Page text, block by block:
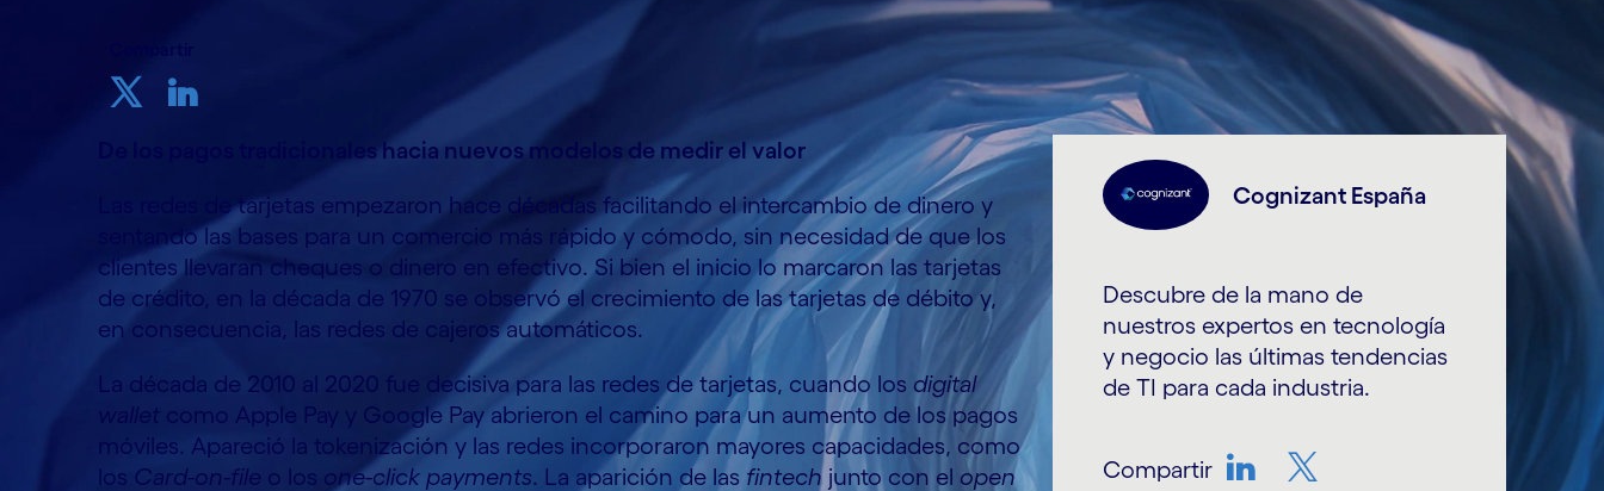
De los pagos tradicionales hacia nuevos modelos de medir el valor
Las redes de tarjetas empezaron hace décadas facilitando el intercambio de dinero y
sentando las bases para un comercio más rápido y cómodo, sin necesidad de que los
clientes llevaran cheques o dinero en efectivo. Si bien el inicio lo marcaron las tarjetas
de crédito, en la década de 1970 se observó el crecimiento de las tarjetas de débito y,
en consecuencia, las redes de cajeros automáticos.
La década de 2010 al 2020 fue decisiva para las redes de tarjetas, cuando los digital
wallet como Apple Pay y Google Pay abrieron el camino para un aumento de los pagos
móviles. Apareció la tokenización y las redes incorporaron mayores capacidades, como
los Card-on-file o los one-click payments. La aparición de las fintech junto con el open
Cognizant España
Descubre de la mano de
nuestros expertos en tecnología
y negocio las últimas tendencias
de TI para cada industria.
Compartir